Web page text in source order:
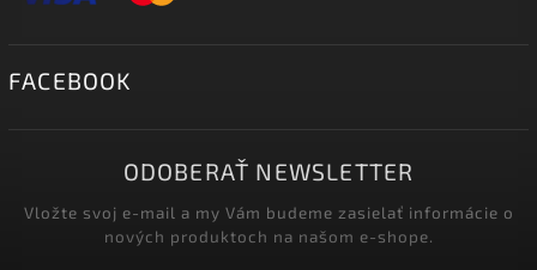
FACEBOOK
ODOBERAŤ NEWSLETTER
Vložte svoj e-mail a my Vám budeme zasielať informácie o
nových produktoch na našom e-shope.